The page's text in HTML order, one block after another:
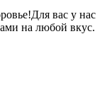
вас у нас
на любой вкус.